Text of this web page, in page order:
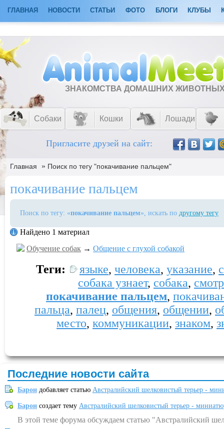
ГЛАВНАЯ НОВОСТИ СТАТЬИ ФОТО БЛОГИ КЛУБЫ
ЗНАКОМСТВА ДОМАШНИХ
Собаки Кошки Лошади
Пригласите друзей на сайт:
Главная » Поиск по тегу "покачивание пальцем"
покачивание пальцем
Поиск по тегу: «покачивание пальцем», искать по другому тегу
Найдено 1 материал
Обучение собак → Общение с глухой собакой
Теги: языке, человека, указание,
собака узнает, собака,
покачивание пальцем,
пальца, палец, общения, общении,
место, коммуникации, знаком,
Последние новости сайта
Барон добавляет статью Австралийский шелковистый терьер -
Барон создает тему Австралийский шелковистый терьер -
В этой теме форума обсуждаем статью "Австралийский